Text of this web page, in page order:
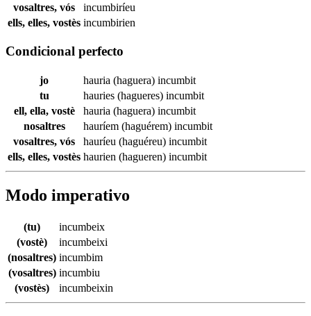
vosaltres, vós
incumbiríeu
ells, elles, vostès incumbirien
Condicional perfecto
jo hauria (haguera) incumbit
tu
hauries (hagueres) incumbit
ell, ella, vostè
hauria (haguera) incumbit
nosaltres
hauríem (haguérem) incumbit
vosaltres, vós
hauríeu (haguéreu) incumbit
ells, elles, vostès haurien (hagueren) incumbit
Modo imperativo
(tu)
incumbeix
(vostè)
incumbeixi
(nosaltres) incumbim
(vosaltres) incumbiu
(vostès)
incumbeixin